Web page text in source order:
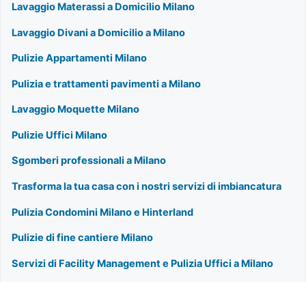
Lavaggio Materassi a Domicilio Milano
Lavaggio Divani a Domicilio a Milano
Pulizie Appartamenti Milano
Pulizia e trattamenti pavimenti a Milano
Lavaggio Moquette Milano
Pulizie Uffici Milano
Sgomberi professionali a Milano
Trasforma la tua casa con i nostri servizi di imbiancatura
Pulizia Condomini Milano e Hinterland
Pulizie di fine cantiere Milano
Servizi di Facility Management e Pulizia Uffici a Milano